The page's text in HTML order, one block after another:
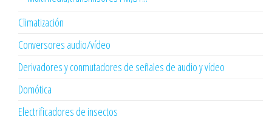
Climatización
Conversores audio/vídeo
Derivadores y conmutadores de señales de audio y vídeo
Domótica
Electrificadores de insectos